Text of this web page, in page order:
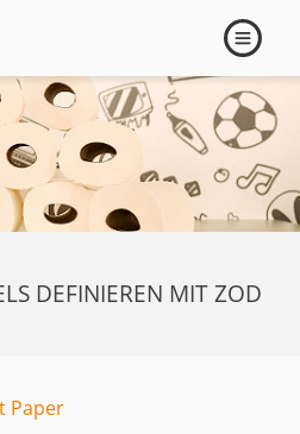
öffnen
DEFINIEREN MIT ZOD
Paper